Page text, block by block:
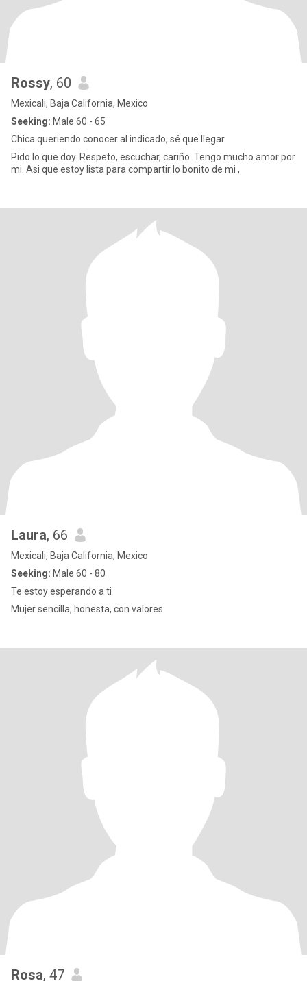
Rossy, 60
Mexicali, Baja California, Mexico
Seeking: Male 60 - 65
Chica queriendo conocer al indicado, sé que llegar
Pido lo que doy. Respeto, escuchar, cariño. Tengo mucho amor por
mi. Asi que estoy lista para compartir lo bonito de mi ,
Laura, 66
Mexicali, Baja California, Mexico
Seeking: Male 60 - 80
Te estoy esperando a ti
Mujer sencilla, honesta, con valores
Rosa, 47